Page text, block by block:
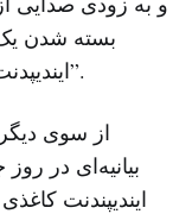
بسته شدن
ایندیپدنت روحیه شکوفایی را ادامه خواهد داد”.
از سوی
بیانیه‌ای در
ایندیپندنت